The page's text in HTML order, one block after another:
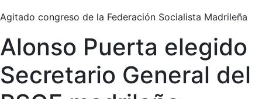
Agitado congreso de la Federación Socialista Madrileña
Alonso Puerta elegido
Secretario General del